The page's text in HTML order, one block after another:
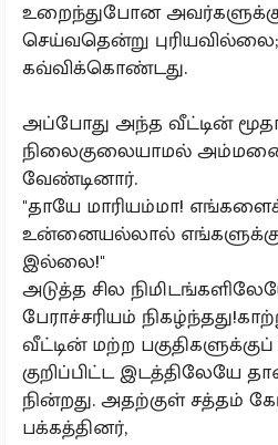
உறைந்துபோன
செய்வதென்று
கவ்விக்கொண்டது.
அப்போது அந்த வீட்டின்
நிலைகுலையாமல் அம்மனை
வேண்டினார்.
"தாயே மாரியம்மா!
உன்னையல்லால் எங்களுக்கு
இல்லை!"
அடுத்த சில
பேராச்சரியம்
வீட்டின் மற்ற
குறிப்பிட்ட இடத்திலேயே
நின்றது. அதற்குள் சத்தம்
பக்கத்தினர்,